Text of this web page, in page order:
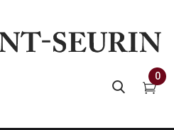
0